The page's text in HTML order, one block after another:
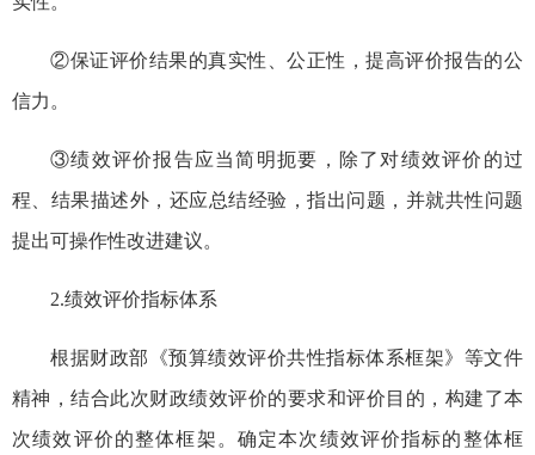
②保证评价结果的真实性、公正性，提高评价报告的公
信力。
③绩效评价报告应当简明扼要，除了对绩效评价的过
程、结果描述外，还应总结经验，指出问题，并就共性问题
提出可操作性改进建议。
2.绩效评价指标体系
根据财政部《预算绩效评价共性指标体系框架》等文件
精神，结合此次财政绩效评价的要求和评价目的，构建了本
次绩效评价的整体框架。确定本次绩效评价指标的整体框